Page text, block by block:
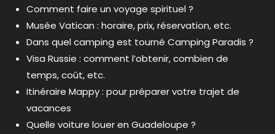
Comment faire un voyage spirituel ?
Musée Vatican : horaire, prix, réservation, etc.
Dans quel camping est tourné Camping Paradis ?
Visa Russie : comment l’obtenir, combien de
temps, coût, etc.
Itinéraire Mappy : pour préparer votre trajet de
vacances
Quelle voiture louer en Guadeloupe ?